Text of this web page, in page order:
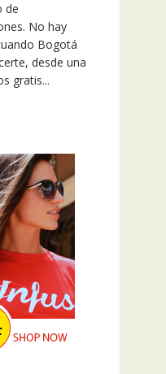
de
No hay
Bogotá
desde una
gratis...